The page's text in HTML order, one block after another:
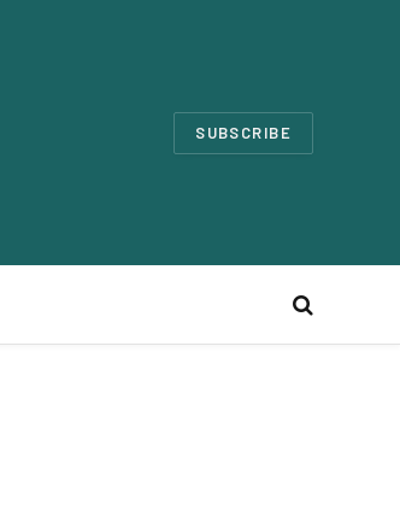
SUBSCRIBE